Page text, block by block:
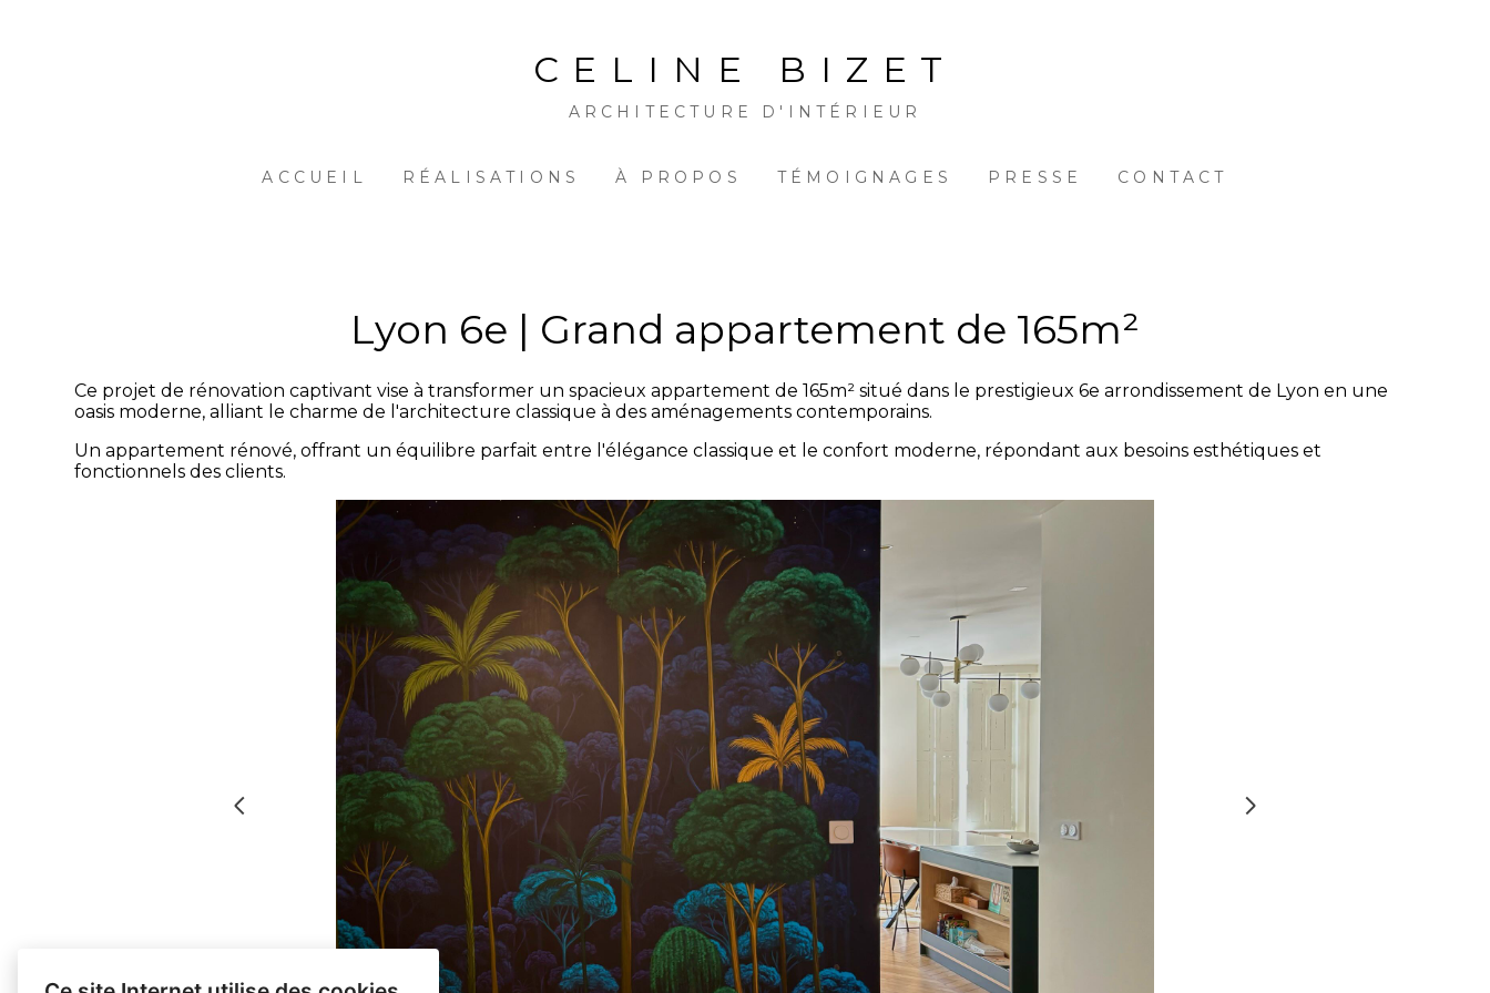
CELINE BIZET
ARCHITECTURE D'INTÉRIEUR
ACCUEIL RÉALISATIONS À PROPOS TÉMOIGNAGES PRESSE CONTACT
Lyon 6e | Grand appartement de 165m²
Ce projet de rénovation captivant vise à transformer un spacieux appartement de 165m² situé dans le prestigieux 6e arrondissement de Lyon en une
oasis moderne, alliant le charme de l'architecture classique à des aménagements contemporains.
Un appartement rénové, offrant un équilibre parfait entre l'élégance classique et le confort moderne, répondant aux besoins esthétiques et
fonctionnels des clients.